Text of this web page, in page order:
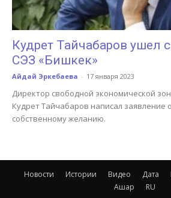
Кудрет Тайчабаров ушел
СЭЗ «Бишкек»
Айдай Эркебаева - 17 января 2023
Директор свободной экономической
Кудрет Тайчабаров написал заявление
собственному желанию.
Новости Истории Видео Дата
Ашар
RU